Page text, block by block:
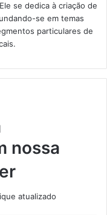
se dedica à criação de
se em temas
particulares de
nossa
atualizado